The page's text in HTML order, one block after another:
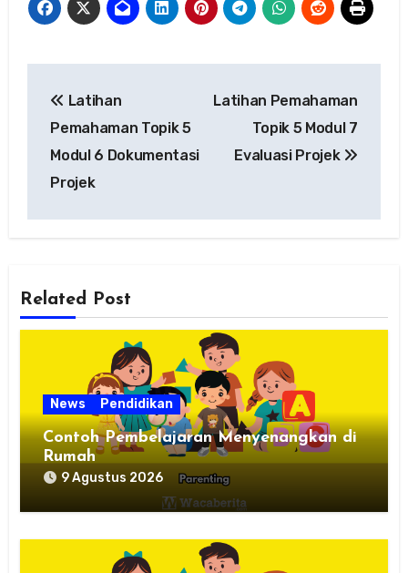
pos
Latihan
Pemahaman Topik 5
Modul 6 Dokumentasi
Projek
Latihan Pemahaman
Topik 5 Modul 7
Evaluasi Projek
Related Post
News Pendidikan
Contoh Pembelajaran Menyenangkan di
Rumah
9 Agustus 2026